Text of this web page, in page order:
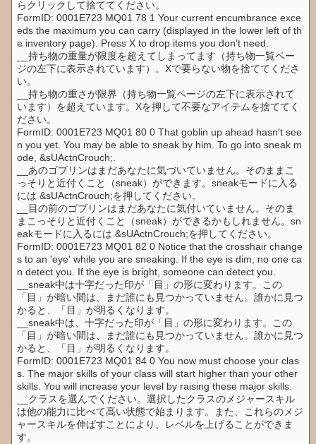
らクリックして捨ててください。
FormID: 0001E723 MQ01 78 1 Your current encumbrance exce
eds the maximum you can carry (displayed in the lower left of th
e inventory page). Press X to drop items you don't need.
__持ち物の重量が限度を超えてしまってます（持ち物一覧ペー
ジの左下に表示されています）。Xで要らない物を捨ててくださ
い。
__持ち物の重さが限界（持ち物一覧ページの左下に表示されて
います）を超えています。Xを押して不要なアイテムを捨ててく
ださい。
FormID: 0001E723 MQ01 80 0 That goblin up ahead hasn't see
n you yet. You may be able to sneak by him. To go into sneak m
ode, &sUActnCrouch;.
__あのゴブリンはまだあなたに気づいていません。そのままこ
っそりと近付くこと（sneak）ができます。sneakモードに入る
には &sUActnCrouch;を押してください。
__目の前のゴブリンはまだあなたに気付いていません。そのま
まこっそりと近付くこと（sneak）ができるかもしれません。sn
eakモードに入るには &sUActnCrouch;を押してください。
FormID: 0001E723 MQ01 82 0 Notice that the crosshair change
s to an 'eye' while you are sneaking. If the eye is dim, no one ca
n detect you. If the eye is bright, someone can detect you.
__sneak中は十字だった印が「目」の形に変わります。この
「目」が暗い間は、まだ誰にも見つかっていません。誰かに見つ
かると、「目」が明るくなります。
__sneak中は、十字だった印が「目」の形に変わります。この
「目」が暗い間は、まだ誰にも見つかっていません。誰かに見つ
かると、「目」が明るくなります。
FormID: 0001E723 MQ01 84 0 You now must choose your clas
s. The major skills of your class will start higher than your other
skills. You will increase your level by raising these major skills.
__クラスを選んでください。選択したクラスのメジャースキル
は他の能力に比べて高い状態で始まります。また、これらのメジ
ャースキルを伸ばすことにより、レベルを上げることができま
す。